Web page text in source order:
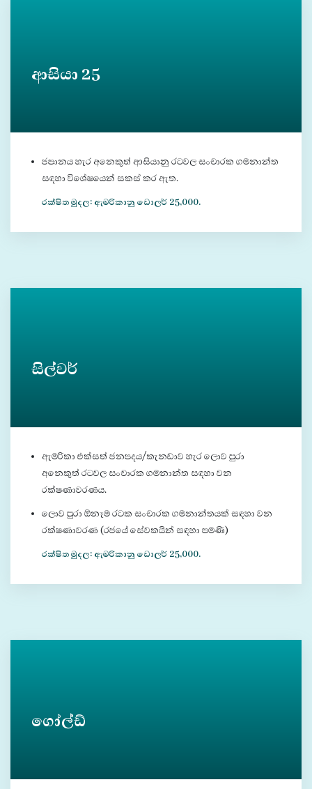
ආසියා 25
ජපානය හැර අනෙකුත් ආසියානු රටවල සංචාරක ගමනාන්ත
සඳහා විශේෂයෙන් සකස් කර ඇත.
රක්ෂිත මුදල: ඇමරිකානු ඩොලර් 25,000.
සිල්වර්
ඇමරිකා එක්සත් ජනපදය/කැනඩාව හැර ලොව පුරා
අනෙකුත් රටවල සංචාරක ගමනාන්ත සඳහා වන
රක්ෂණාවරණය.
ලොව පුරා ඕනෑම රටක සංචාරක ගමනාන්තයක් සඳහා වන
රක්ෂණාවරණ (රජයේ සේවකයින් සඳහා පමණි)
රක්ෂිත මුදල: ඇමරිකානු ඩොලර් 25,000.
ගෝල්ඩ්